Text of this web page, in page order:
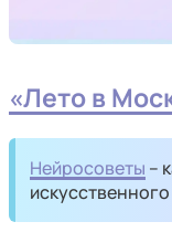
«Лето в
Нейросоветы –